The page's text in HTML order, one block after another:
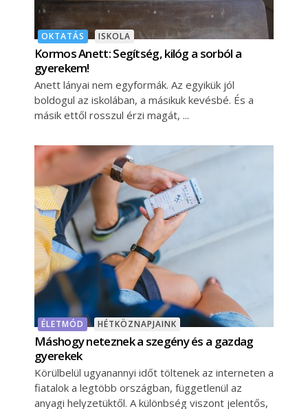
OKTATÁS ISKOLA
Kormos Anett: Segítség, kilóg a sorból a
gyerekem!
Anett lányai nem egyformák. Az egyikük jól
boldogul az iskolában, a másikuk kevésbé. És a
másik ettől rosszul érzi magát,
ÉLETMÓD HÉTKÖZNAPJAINK
Máshogy neteznek a szegény és a gazdag
gyerekek
Körülbelül ugyanannyi időt töltenek az interneten a
fiatalok a legtöbb országban, függetlenül az
anyagi helyzetüktől. A különbség viszont jelentős,